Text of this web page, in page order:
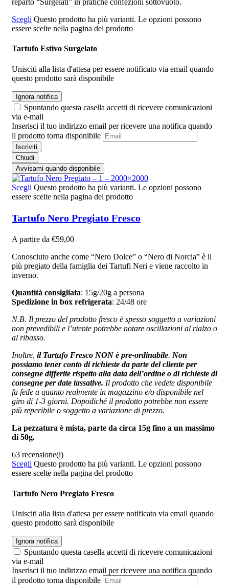
reparto “Surgelati” in pratiche confezioni sottovuoto.
Scegli Questo prodotto ha più varianti. Le opzioni possono
essere scelte nella pagina del prodotto
Tartufo Estivo Surgelato
Unisciti alla lista d'attesa per essere notificato via email quando
questo prodotto sarà disponibile
Ignora notifica
Spuntando questa casella accetti di ricevere comunicazioni
via e-mail
Inserisci il tuo indirizzo email per ricevere una notifica quando
il prodotto torna disponibile
Iscriviti
Chiudi
Avvisami quando disponibile
Scegli Questo prodotto ha più varianti. Le opzioni possono
essere scelte nella pagina del prodotto
Tartufo Nero Pregiato Fresco
A partire da €59,00
Conosciuto anche come “Nero Dolce” o “Nero di Norcia” è il
più pregiato della famiglia dei Tartufi Neri e viene raccolto in
inverno.
Quantità consigliata: 15g/20g a persona
Spedizione in box refrigerata: 24/48 ore
N.B. Il prezzo del prodotto fresco è spesso soggetto a variazioni
non prevedibili e l’utente potrebbe notare oscillazioni al rialzo o
al ribasso.
Inoltre, il Tartufo Fresco NON è pre-ordinabile. Non
possiamo tener conto di richieste da parte del cliente per
consegne differite rispetto alla data dell’ordine o di richieste di
consegne per date tassative. Il prodotto che vedete disponibile
fa fede a quanto realmente in magazzino e/o disponibile nel
giro di 1-3 giorni. Dopodiché il prodotto potrebbe non essere
più reperibile o soggetto a variazione di prezzo.
La pezzatura è mista, parte da circa 15g fino a un massimo
di 50g.
63 recensione(i)
Scegli Questo prodotto ha più varianti. Le opzioni possono
essere scelte nella pagina del prodotto
Tartufo Nero Pregiato Fresco
Unisciti alla lista d'attesa per essere notificato via email quando
questo prodotto sarà disponibile
Ignora notifica
Spuntando questa casella accetti di ricevere comunicazioni
via e-mail
Inserisci il tuo indirizzo email per ricevere una notifica quando
il prodotto torna disponibile